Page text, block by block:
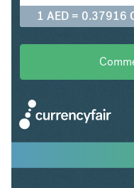
1 AED = 0.37916